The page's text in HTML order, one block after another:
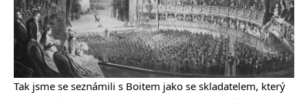
Tak jsme se seznámili s Boitem jako se skladatelem, který